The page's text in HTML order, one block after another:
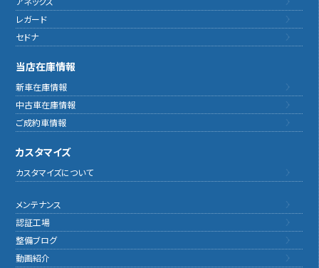
レガード
セドナ
当店在庫情報
新車在庫情報
中古車在庫情報
ご成約車情報
カスタマイズ
カスタマイズについて
メンテナンス
認証工場
整備ブログ
動画紹介